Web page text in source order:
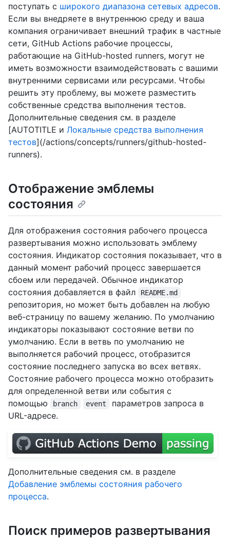
поступать с широкого диапазона сетевых адресов.
Если вы внедряете в внутреннюю среду и ваша
компания ограничивает внешний трафик в частные
сети, GitHub Actions рабочие процессы,
работающие на GitHub-hosted runners, могут не
иметь возможности взаимодействовать с вашими
внутренними сервисами или ресурсами. Чтобы
решить эту проблему, вы можете разместить
собственные средства выполнения тестов.
Дополнительные сведения см. в разделе
[AUTOTITLE и Локальные средства выполнения
тестов](/actions/concepts/runners/github-hosted-
runners).
Отображение эмблемы
состояния
Для отображения состояния рабочего процесса
развертывания можно использовать эмблему
состояния. Индикатор состояния показывает, что в
данный момент рабочий процесс завершается
сбоем или передачей. Обычное индикатор
состояния добавляется в файл
README.md
репозитория, но может быть добавлен на любую
веб-страницу по вашему желанию. По умолчанию
индикаторы показывают состояние ветви по
умолчанию. Если в ветвь по умолчанию не
выполняется рабочий процесс, отобразится
состояние последнего запуска во всех ветвях.
Состояние рабочего процесса можно отобразить
для определенной ветви или события с
помощью
branch event
параметров запроса в
URL-адресе.
Дополнительные сведения см. в разделе
Добавление эмблемы состояния рабочего
процесса.
Поиск примеров развертывания